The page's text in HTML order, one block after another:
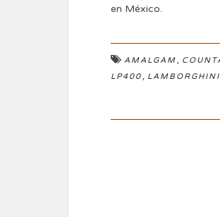
en México.
AMALGAM,
LP400,